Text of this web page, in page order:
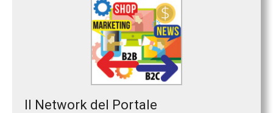
Il Network del Portale